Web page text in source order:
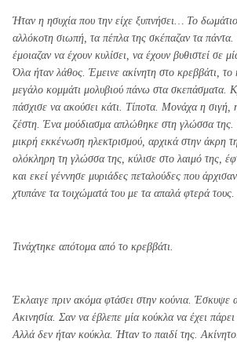
Ήταν η ησυχία που την είχε ξυπνήσει… Το
αλλόκοτη σιωπή, τα πέπλα της σκέπαζαν τα
έμοιαζαν να έχουν κυλίσει, να έχουν βυθιστεί σε
Όλα ήταν λάθος. Έμεινε ακίνητη στο κρεββάτι, το
μεγάλο κομμάτι μολυβιού πάνω στα σκεπάσματα.
πάσχισε να ακούσει κάτι. Τίποτα. Μονάχα η σιγή,
ζέστη. Ένα μούδιασμα απλώθηκε στη γλώσσα της.
μικρή εκκένωση ηλεκτρισμού, αρχικά στην άκρη
ολόκληρη τη γλώσσα της, κύλισε στο λαιμό της,
και εκεί γέννησε μυριάδες πεταλούδες που
χτυπάνε τα τοιχώματά του με τα απαλά φτερά τους.
Τινάχτηκε απότομα από το κρεββάτι.
Έκλαιγε πριν ακόμα φτάσει στην κούνια. Έσκυψε
Ακινησία. Σαν να έβλεπε μία κούκλα να έχει
Αλλά δεν ήταν κούκλα. Ήταν το παιδί της.